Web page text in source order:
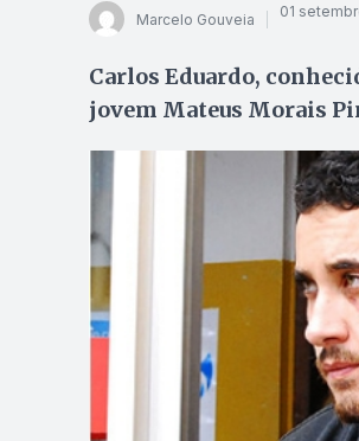
Marcelo Gouveia 01
Carlos Eduardo,
jovem Mateus Morais